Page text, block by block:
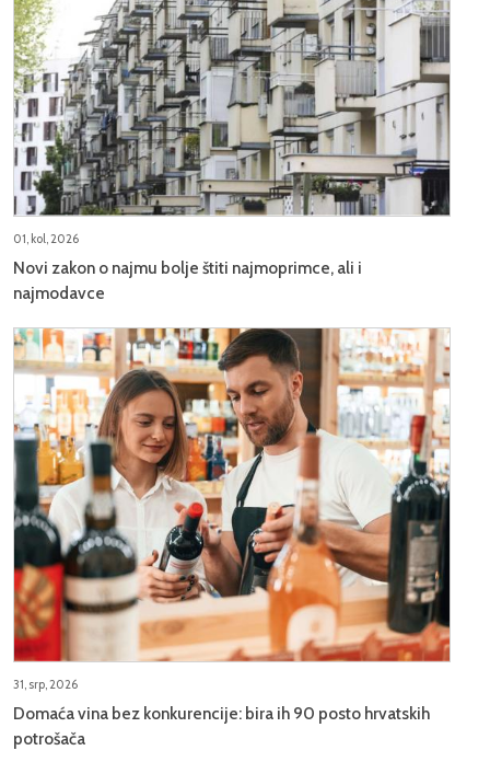
01, kol, 2026
Novi zakon o najmu bolje štiti najmoprimce, ali i
najmodavce
31, srp, 2026
Domaća vina bez konkurencije: bira ih 90 posto hrvatskih
potrošača